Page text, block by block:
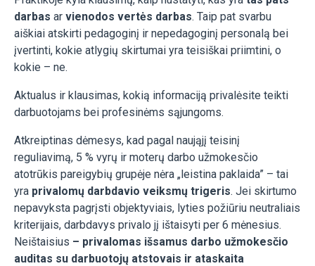
darbas ar vienodos vertės darbas. Taip pat svarbu
aiškiai atskirti pedagoginį ir nepedagoginį personalą bei
įvertinti, kokie atlygių skirtumai yra teisiškai priimtini, o
kokie – ne.
Aktualus ir klausimas, kokią informaciją privalėsite teikti
darbuotojams bei profesinėms sąjungoms.
Atkreiptinas dėmesys, kad pagal naująjį teisinį
reguliavimą, 5 % vyrų ir moterų darbo užmokesčio
atotrūkis pareigybių grupėje nėra „leistina paklaida” – tai
yra privalomų darbdavio veiksmų trigeris. Jei skirtumo
nepavyksta pagrįsti objektyviais, lyties požiūriu neutraliais
kriterijais, darbdavys privalo jį ištaisyti per 6 mėnesius.
Neištaisius – privalomas išsamus darbo užmokesčio
auditas su darbuotojų atstovais ir ataskaita